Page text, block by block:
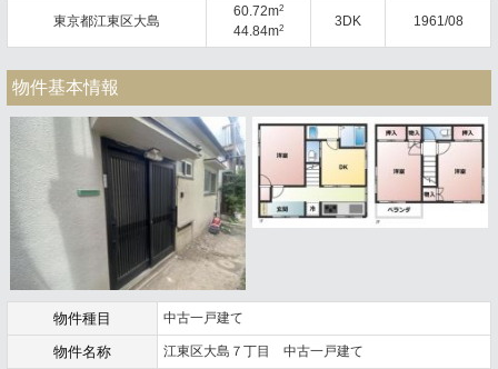
東京都江東区大島
60.72m2
44.84m2 3DK 1961/08
物件基本情報
物件種目 中古一戸建て
物件名称 江東区大島７丁目 中古一戸建て